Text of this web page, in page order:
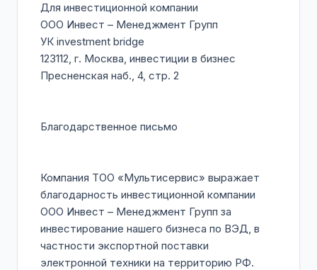
Для инвестиционной компании
ООО Инвест – Менеджмент Групп
УК investment bridge
123112, г. Москва, инвестиции в бизнес
Пресненская наб., 4, стр. 2
Благодарственное письмо
Компания ТОО «Мультисервис» выражает
благодарность инвестиционной компании
ООО Инвест – Менеджмент Групп за
инвестирование нашего бизнеса по ВЭД, в
частности экспортной поставки
электронной техники на территорию РФ.